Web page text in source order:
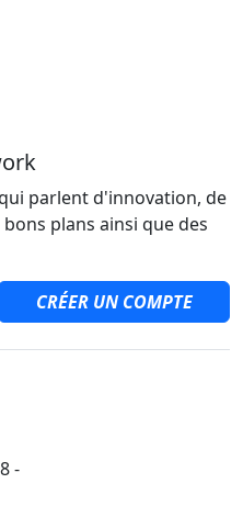
parlent d'innovation, de
plans ainsi que des
CRÉER UN COMPTE
-